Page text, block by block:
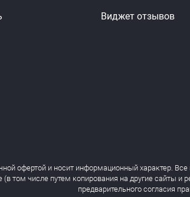
Виджет отзывов
офертой и носит информационный характер.
том числе путем копирования на другие сайты
предварительного согласия